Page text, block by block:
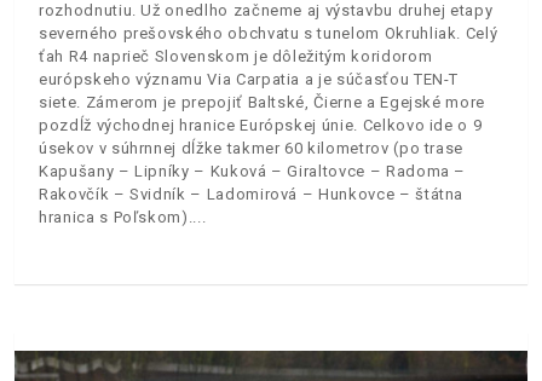
rozhodnutiu. Už onedlho začneme aj výstavbu druhej etapy
severného prešovského obchvatu s tunelom Okruhliak. Celý
ťah R4 naprieč Slovenskom je dôležitým koridorom
európskeho významu Via Carpatia a je súčasťou TEN-T
siete. Zámerom je prepojiť Baltské, Čierne a Egejské more
pozdĺž východnej hranice Európskej únie. Celkovo ide o 9
úsekov v súhrnnej dĺžke takmer 60 kilometrov (po trase
Kapušany – Lipníky – Kuková – Giraltovce – Radoma –
Rakovčík – Svidník – Ladomirová – Hunkovce – štátna
hranica s Poľskom).